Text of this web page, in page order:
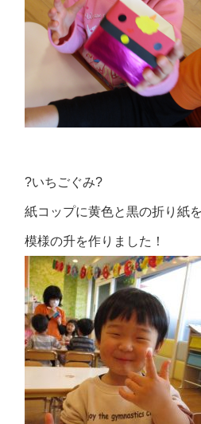
?いちごぐみ?
紙コップに黄色と黒の折り紙
模様の升を作りました！